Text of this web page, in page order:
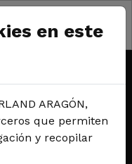
2026
en este
ARAGÓN,
que permiten
y recopilar